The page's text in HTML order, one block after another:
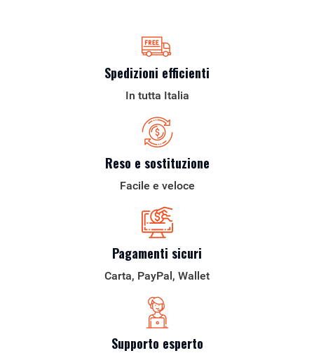
Spedizioni efficienti
In tutta Italia
Reso e sostituzione
Facile e veloce
Pagamenti sicuri
Carta, PayPal, Wallet
Supporto esperto